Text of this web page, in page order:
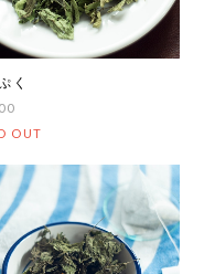
く
OUT